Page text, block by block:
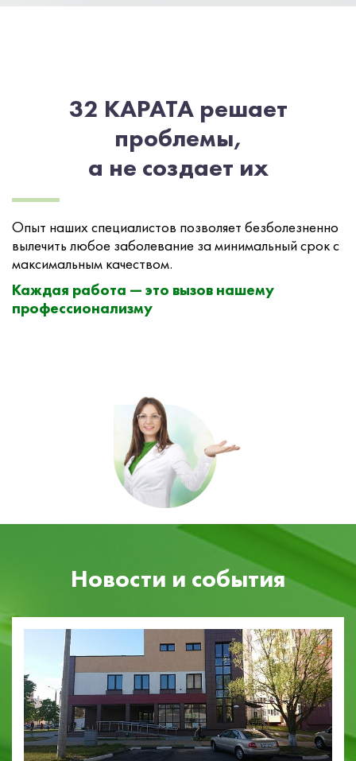
32 КАРАТА решает
проблемы,
а не создает их
Опыт наших специалистов позволяет безболезненно
вылечить любое заболевание за минимальный срок с
максимальным качеством.
Каждая работа — это вызов нашему
профессионализму
Новости и события